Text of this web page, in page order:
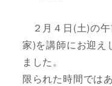
２月４日(土)の午
家)を講師にお迎え
ました。
限られた時間では